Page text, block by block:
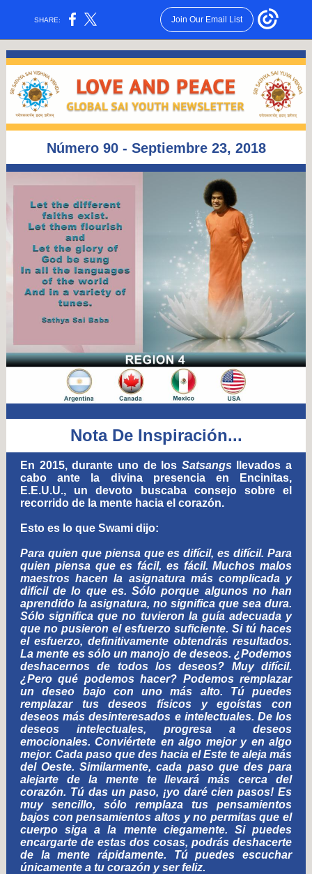
SHARE: Join Our Email List
Número 90 - Septiembre 23, 2018
Nota De Inspiración...
En 2015, durante uno de los Satsangs
llevados a
cabo ante la divina presencia en Encinitas,
E.E.U.U., un devoto buscaba consejo sobre el
recorrido de la mente hacia el corazón.
Esto es lo que Swami dijo:
Para quien que piensa que es difícil, es difícil. Para
quien piensa que es fácil, es fácil. Muchos malos
maestros hacen la asignatura más complicada y
difícil de lo que es. Sólo porque algunos no han
aprendido la asignatura, no significa que sea dura.
Sólo significa que no tuvieron la guía adecuada y
que no pusieron el esfuerzo suficiente. Si tú haces
el esfuerzo, definitivamente obtendrás resultados.
La mente es sólo un manojo de deseos. ¿Podemos
deshacernos de todos los deseos? Muy difícil.
¿Pero qué podemos hacer? Podemos remplazar
un deseo bajo con uno más alto. Tú puedes
remplazar tus deseos físicos y egoístas con
deseos más desinteresados e intelectuales. De los
deseos intelectuales, progresa a deseos
emocionales. Conviértete en algo mejor y en algo
mejor. Cada paso que des hacia el Este te aleja más
del Oeste. Similarmente, cada paso que des para
alejarte de la mente te llevará más cerca del
corazón. Tú das un paso, ¡yo daré cien pasos! Es
muy sencillo, sólo remplaza tus pensamientos
bajos con pensamientos altos y no permitas que el
cuerpo siga a la mente ciegamente. Si puedes
encargarte de estas dos cosas, podrás deshacerte
de la mente rápidamente. Tú puedes escuchar
únicamente a tu corazón y ser feliz.